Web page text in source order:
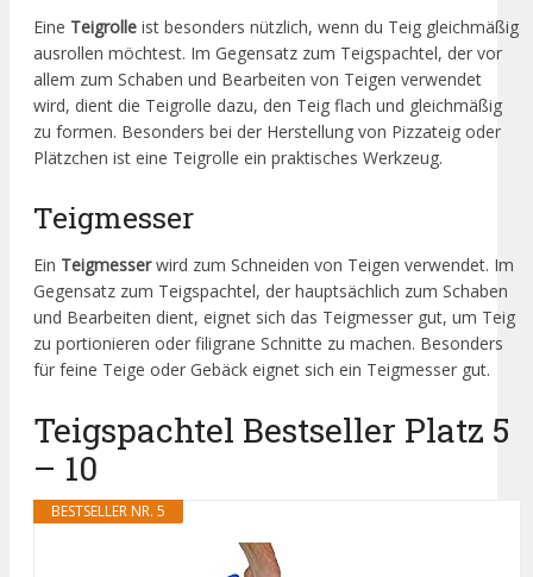
Eine Teigrolle ist besonders nützlich, wenn du Teig gleichmäßig
ausrollen möchtest. Im Gegensatz zum Teigspachtel, der vor
allem zum Schaben und Bearbeiten von Teigen verwendet
wird, dient die Teigrolle dazu, den Teig flach und gleichmäßig
zu formen. Besonders bei der Herstellung von Pizzateig oder
Plätzchen ist eine Teigrolle ein praktisches Werkzeug.
Teigmesser
Ein Teigmesserwird zum Schneiden von Teigen verwendet. Im
Gegensatz zum Teigspachtel, der hauptsächlich zum Schaben
und Bearbeiten dient, eignet sich das Teigmesser gut, um Teig
zu portionieren oder filigrane Schnitte zu machen. Besonders
für feine Teige oder Gebäck eignet sich ein Teigmesser gut.
Teigspachtel Bestseller Platz 5
– 10
BESTSELLER NR. 5